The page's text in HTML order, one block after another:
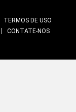
TERMOS DE USO
CONTATE-NOS